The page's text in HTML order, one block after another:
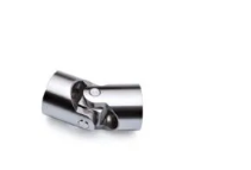
Verbindungselemente für Zug und
Für Pneumatik, Hydraulik und
Stellmechaniken.